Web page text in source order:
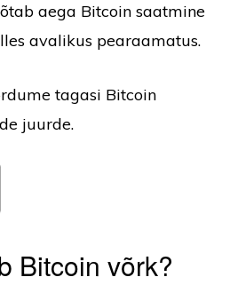
aega Bitcoin saatmine
avalikus pearaamatus.
tagasi Bitcoin
juurde.
Bitcoin võrk?